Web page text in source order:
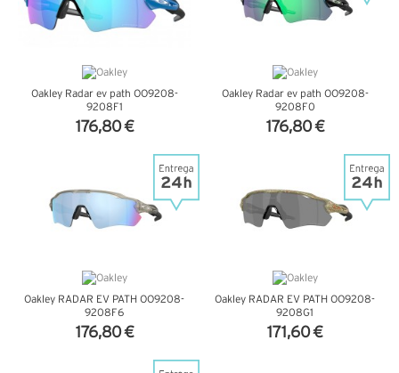
Oakley Radar ev path OO9208-
9208F1
176,80 €
Oakley Radar ev path OO9208-
9208F0
176,80 €
Oakley RADAR EV PATH OO9208-
9208F6
176,80 €
Oakley RADAR EV PATH OO9208-
9208G1
171,60 €